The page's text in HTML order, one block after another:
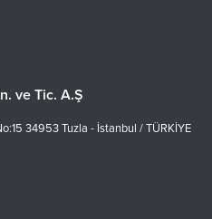
ve Tic. A.Ş
34953 Tuzla - İstanbul / TÜRKİYE